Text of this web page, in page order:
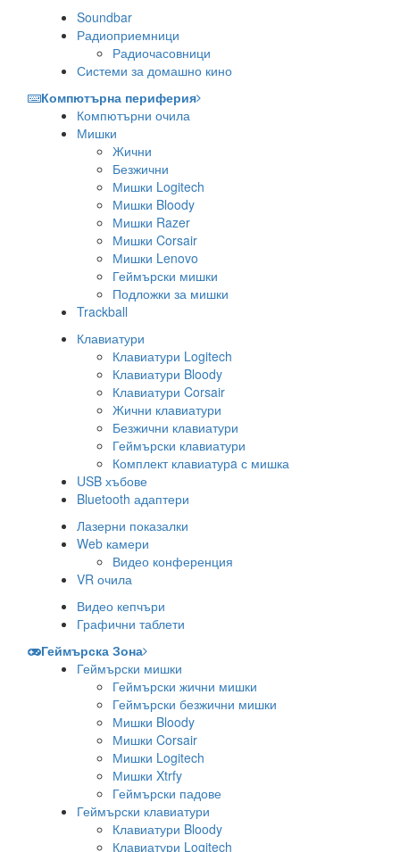
Soundbar
Радиоприемници
Радиочасовници
Системи за домашно кино
Компютърна периферия
Компютърни очила
Мишки
Жични
Безжични
Мишки Logitech
Мишки Bloody
Мишки Razer
Мишки Corsair
Мишки Lenovo
Геймърски мишки
Подложки за мишки
Trackball
Клавиатури
Клавиатури Logitech
Клавиатури Bloody
Клавиатури Corsair
Жични клавиатури
Безжични клавиатури
Геймърски клавиатури
Комплект клавиатурa с мишка
USB хъбове
Bluetooth адаптери
Лазерни показалки
Web камери
Видео конференция
VR очила
Видео кепчъри
Графични таблети
Геймърска Зона
Геймърски мишки
Геймърски жични мишки
Геймърски безжични мишки
Мишки Bloody
Мишки Corsair
Мишки Logitech
Мишки Xtrfy
Геймърски падове
Геймърски клавиатури
Клавиатури Bloody
Клавиатури Logitech